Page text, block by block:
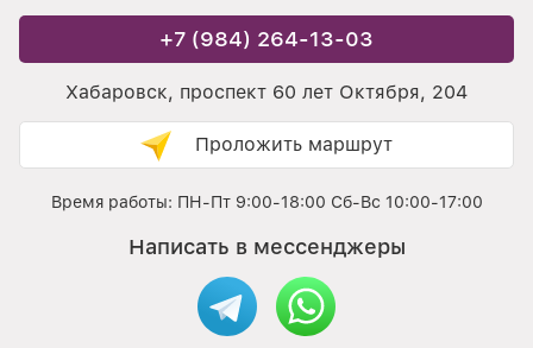
+7 (984) 264-13-03
Хабаровск, проспект 60 лет Октября, 204
Проложить маршрут
Время работы: ПН-Пт 9:00-18:00 Сб-Вс 10:00-17:00
Написать в мессенджеры